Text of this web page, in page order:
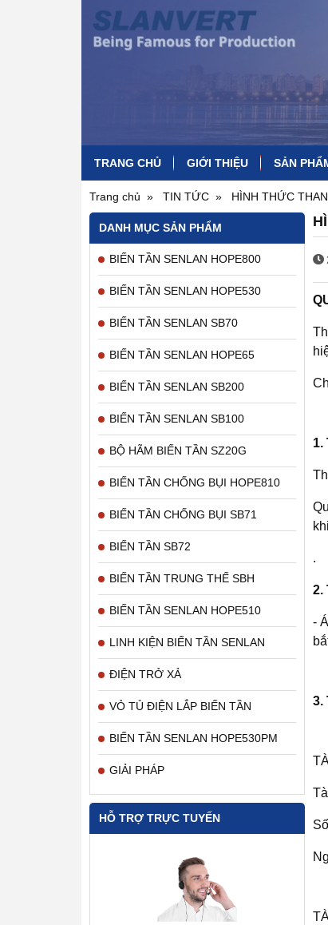
TRANG CHỦ GIỚI THIỆU SẢN
Trang chủ TIN TỨC HÌNH THỨC
DANH MỤC SẢN PHẨM
BIẾN TẦN SENLAN HOPE800
BIẾN TẦN SENLAN HOPE530
BIẾN TẦN SENLAN SB70
BIẾN TẦN SENLAN HOPE65
BIẾN TẦN SENLAN SB200
BIẾN TẦN SENLAN SB100
BỘ HÃM BIẾN TẦN SZ20G
BIẾN TẦN CHỐNG BỤI HOPE810
BIẾN TẦN CHỐNG BỤI SB71
BIẾN TẦN SB72
BIẾN TẦN TRUNG THẾ SBH
BIẾN TẦN SENLAN HOPE510
LINH KIỆN BIẾN TẦN SENLAN
ĐIỆN TRỞ XẢ
VỎ TỦ ĐIỆN LẮP BIẾN TẦN
BIẾN TẦN SENLAN HOPE530PM
GIẢI PHÁP
HỖ TRỢ TRỰC TUYẾN
1.
.
2.
-
3.